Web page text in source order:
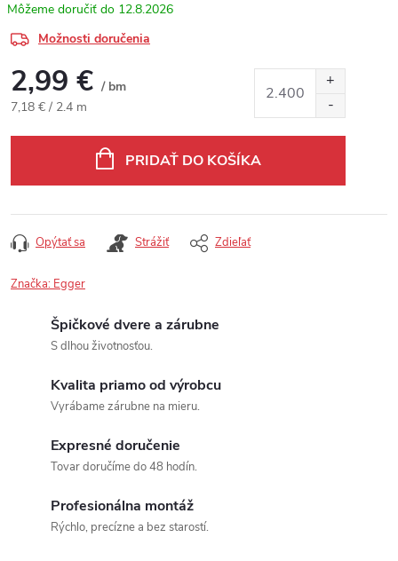
12.8.2026
Možnosti doručenia
2,99 € / bm
Jednotková cena:
7,18 € / 2.4 m
PRIDAŤ DO KOŠÍKA
Opýtať sa Strážiť Zdieľať
Značka: Egger
Špičkové dvere a zárubne
S dlhou životnosťou.
Kvalita priamo od výrobcu
Vyrábame zárubne na mieru.
Expresné doručenie
Tovar doručíme do 48 hodín.
Profesionálna montáž
Rýchlo, precízne a bez starostí.